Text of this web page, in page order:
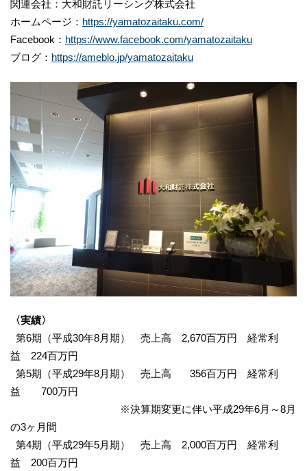
関連会社：大和財託リーシング株式会社
ホームページ： https://yamatozaitaku.com/
Facebook： https://www.facebook.com/yamatozaitaku
ブログ： https://ameblo.jp/yamatozaitaku
〈実績〉
第6期（平成30年8月期） 売上高 2,670百万円 経常利
益 224百万円
第5期（平成29年8月期） 売上高 356百万円 経常利
益 700万円
※決算期変更に伴い平成29年6月～8月
の3ヶ月間
第4期（平成29年5月期） 売上高 2,000百万円 経常利
益 200百万円